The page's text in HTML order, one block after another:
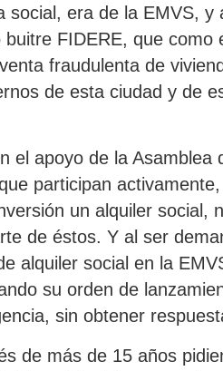
social, era de la EMVS, y
buitre FIDERE, que como
fraudulenta de
de esta ciudad y de
el apoyo de la Asamblea
participan
un alquiler social,
de éstos. Y al ser
alquiler social en la
su orden de
sin obtener
de más de 15 años